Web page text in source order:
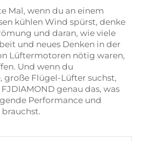
Mal, wenn du an einem
kühlen Wind spürst, denke
und daran, wie viele
und neues Denken in der
Lüftermotoren nötig waren,
Und wenn du
große Flügel-Lüfter suchst,
genau das, was
Performance und